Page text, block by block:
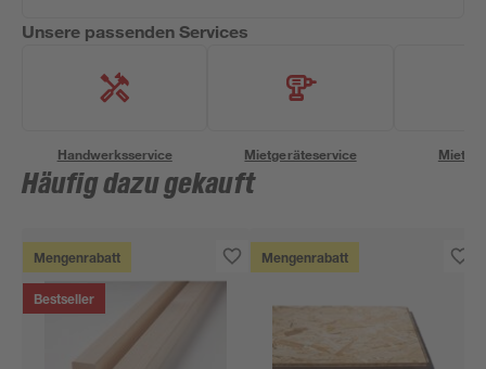
Unsere passenden Services
Handwerksservice Mietgeräteservice
Häufig dazu gekauft
Mengenrabatt
Bestseller
Mengenrabatt